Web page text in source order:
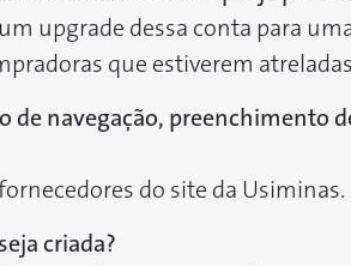
upgrade dessa conta para
que estiverem
de navegação, preenchimento
do site da Usiminas.
criada?